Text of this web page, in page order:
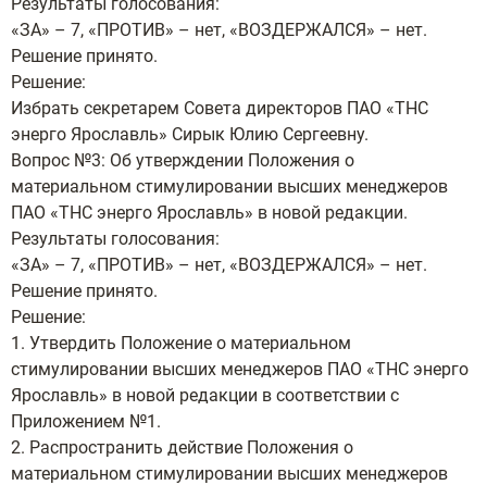
«ЗА» – 7, «ПРОТИВ» – нет, «ВОЗДЕРЖАЛСЯ» – нет.
Решение принято.
Решение:
Избрать секретарем Совета директоров ПАО «ТНС
энерго Ярославль» Сирык Юлию Сергеевну.
Вопрос №3: Об утверждении Положения о
материальном стимулировании высших менеджеров
ПАО «ТНС энерго Ярославль» в новой редакции.
Результаты голосования:
«ЗА» – 7, «ПРОТИВ» – нет, «ВОЗДЕРЖАЛСЯ» – нет.
Решение принято.
Решение:
1. Утвердить Положение о материальном
стимулировании высших менеджеров ПАО «ТНС энерго
Ярославль» в новой редакции в соответствии с
Приложением №1.
2. Распространить действие Положения о
материальном стимулировании высших менеджеров